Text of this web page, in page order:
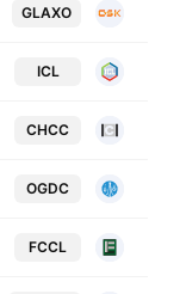
GLAXO
ICL
CHCC
OGDC
FCCL